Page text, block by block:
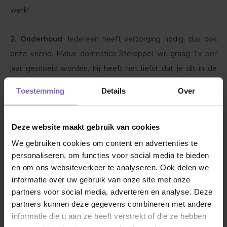
Toestemming Details Over
Deze website maakt gebruik van cookies
We gebruiken cookies om content en advertenties te
personaliseren, om functies voor social media te bieden
en om ons websiteverkeer te analyseren. Ook delen we
informatie over uw gebruik van onze site met onze
partners voor social media, adverteren en analyse. Deze
partners kunnen deze gegevens combineren met andere
informatie die u aan ze heeft verstrekt of die ze hebben
werk!
2. Onderhoud: Iedereen heeft verzorging nodig, dus ook
onze vriend. Malus domestica Sterappel wil graag 1x per
jaar gesnoeid worden, hij heeft het liefst dat je dit in de
Zorg dat de kroon uitgedund wordt, zodat de appels
grond groeit deze appelboom het best.
3. Dorst?Ja, zeker als hij net is geplant is het van belang
dat de appelboom water krijgt, maar wel pas zodra onze
vriend bladeren begint te krijgen. Met 1 tot 2 emmers
water per week wordt hij blij, als het boven de 25 graden
wordt drinkt hij graag tussen de 3-4 emmers water per